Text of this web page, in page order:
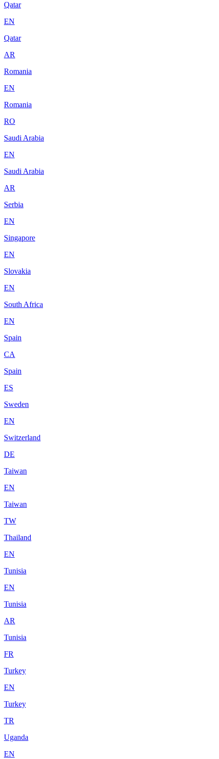
Qatar
EN
Qatar
AR
Romania
EN
Romania
RO
Saudi Arabia
EN
Saudi Arabia
AR
Serbia
EN
Singapore
EN
Slovakia
EN
South Africa
EN
Spain
CA
Spain
ES
Sweden
EN
Switzerland
DE
Taiwan
EN
Taiwan
TW
Thailand
EN
Tunisia
EN
Tunisia
AR
Tunisia
FR
Turkey
EN
Turkey
TR
Uganda
EN